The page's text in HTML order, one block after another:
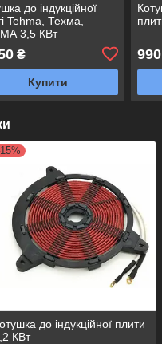
до індукційної
Tehma, Техма,
3,5 КВт
₴
Купити
990
до індукційної плити
КВт